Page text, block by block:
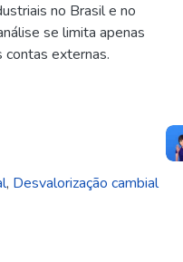
no Brasil e no
se limita apenas
contas externas.
, Desvalorização cambial